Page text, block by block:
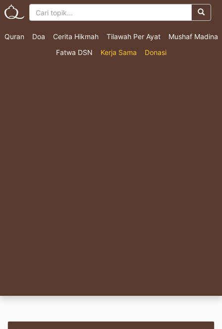
Quran Doa Cerita Hikmah Tilawah Per Ayat
Mushaf Madina
Fatwa DSN
Kerja Sama Donasi